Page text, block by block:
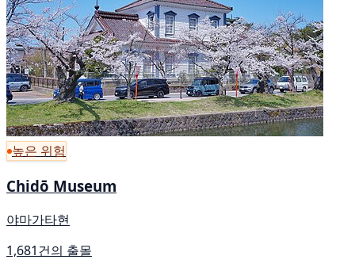
높은 위험
Chidō Museum
야마가타현
1,681건의 출몰